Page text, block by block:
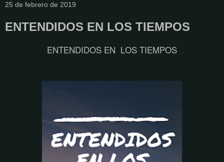
25 de febrero de 2019
ENTENDIDOS EN LOS TIEMPOS
ENTENDIDOS EN LOS TIEMPOS